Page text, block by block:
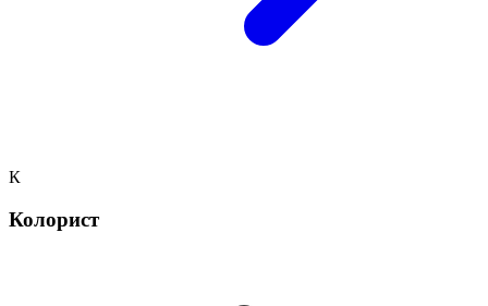
К
Колорист